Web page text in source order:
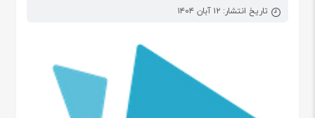
تاریخ انتشار: ۱۲ آبان ۱۴۰۴